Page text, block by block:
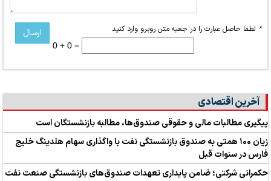
* لطفا حاصل عبارت را در جعبه متن روبرو وارد کنید
0 + 0 =
آخرین اقتصادی
پیگیری مطالبات مالی و حقوقی صندوق‌ها، مطالبه بازنشستگان است
زیان ۱۰۰ همتی به صندوق بازنشستگی نفت با واگذاری سهام هلدینگ خلیج
فارس در سنوات قبل
حکمرانی شرکتی؛ ضامن پایداری تعهدات صندوق‌های بازنشستگی صنعت نفت